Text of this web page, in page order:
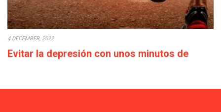
4 DECEMBER, 2022
Evitar la depresión con unos minutos de